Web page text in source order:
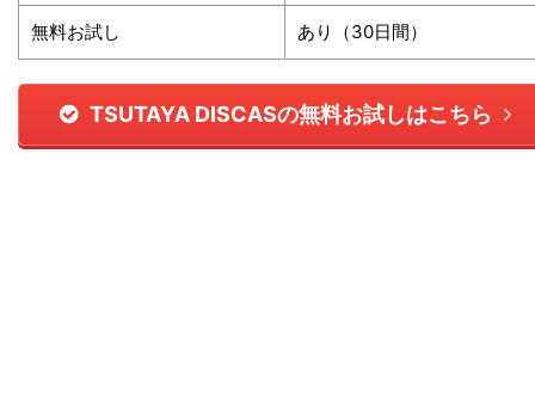
無料お試し あり（30日間）
TSUTAYA DISCASの無料お試しはこちら